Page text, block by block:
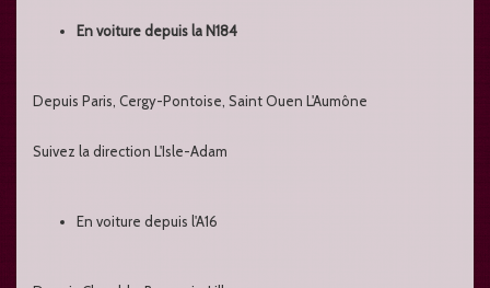
En voiture depuis la N184
Depuis Paris, Cergy-Pontoise, Saint Ouen L'Aumône
Suivez la direction L'Isle-Adam
En voiture depuis l'A16